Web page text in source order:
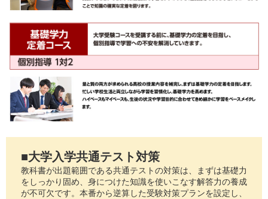
■大学入学共通テスト対策
教科書が出題範囲である共通テストの対策は、まずは基礎力
をしっかり固め、身につけた知識を使いこなす解答力の養成
が不可欠です。本番から逆算した受験対策プランを設定し、